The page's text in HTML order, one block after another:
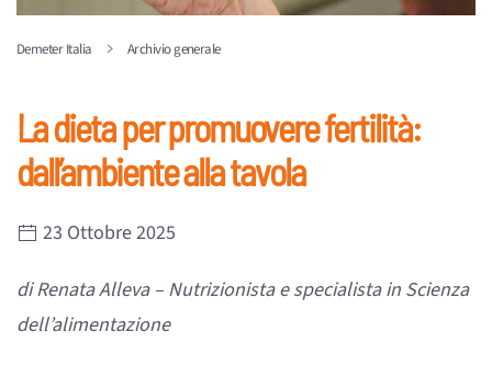
Demeter Italia Archivio generale
La dieta per promuovere fertilità:
dall’ambiente alla tavola
23 Ottobre 2025
di Renata Alleva – Nutrizionista e specialista in Scienza
dell’alimentazione